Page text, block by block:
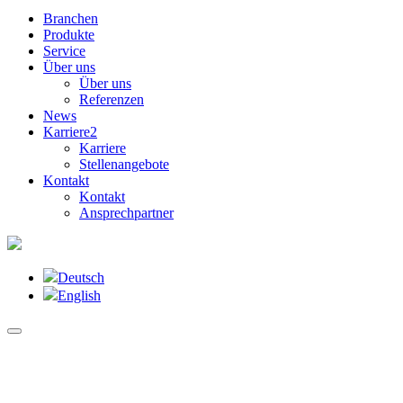
Branchen
Produkte
Service
Über uns
Über uns
Referenzen
News
Karriere2
Karriere
Stellenangebote
Kontakt
Kontakt
Ansprechpartner
Deutsch
English